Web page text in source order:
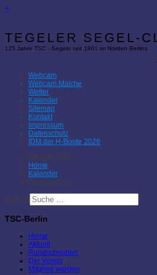
×
TEGELER SEGEL-
125 Jahre TSC - Segeln seit 1901 im Norden Berlins
Webcam
Webcam Malche
Wetter
Kalender
Sitemap
Kontakt
Impressum
Datenschutz
IDM der H-Boote 2026
Aktuelle Seite:
Home
Kalender
Herbstferien
Suchen
TSC-Berlin
Home
Aktuell
Rundschreiben
Der Verein
Mitglied werden